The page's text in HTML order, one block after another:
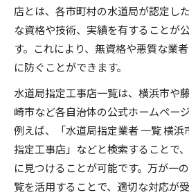
店とは、各市町村の水道局が認定し
な資格や技術、実績を有することが
す。これにより、無資格や悪質な業
に防ぐことができます。
水道局指定工事店一覧は、横浜市や
崎市など各自治体の公式ホームペー
例えば、「水道局指定業者 一覧 横浜
指定工事店」などと検索することで
に見つけることが可能です。万が一
覧を活用することで、適切な対応が